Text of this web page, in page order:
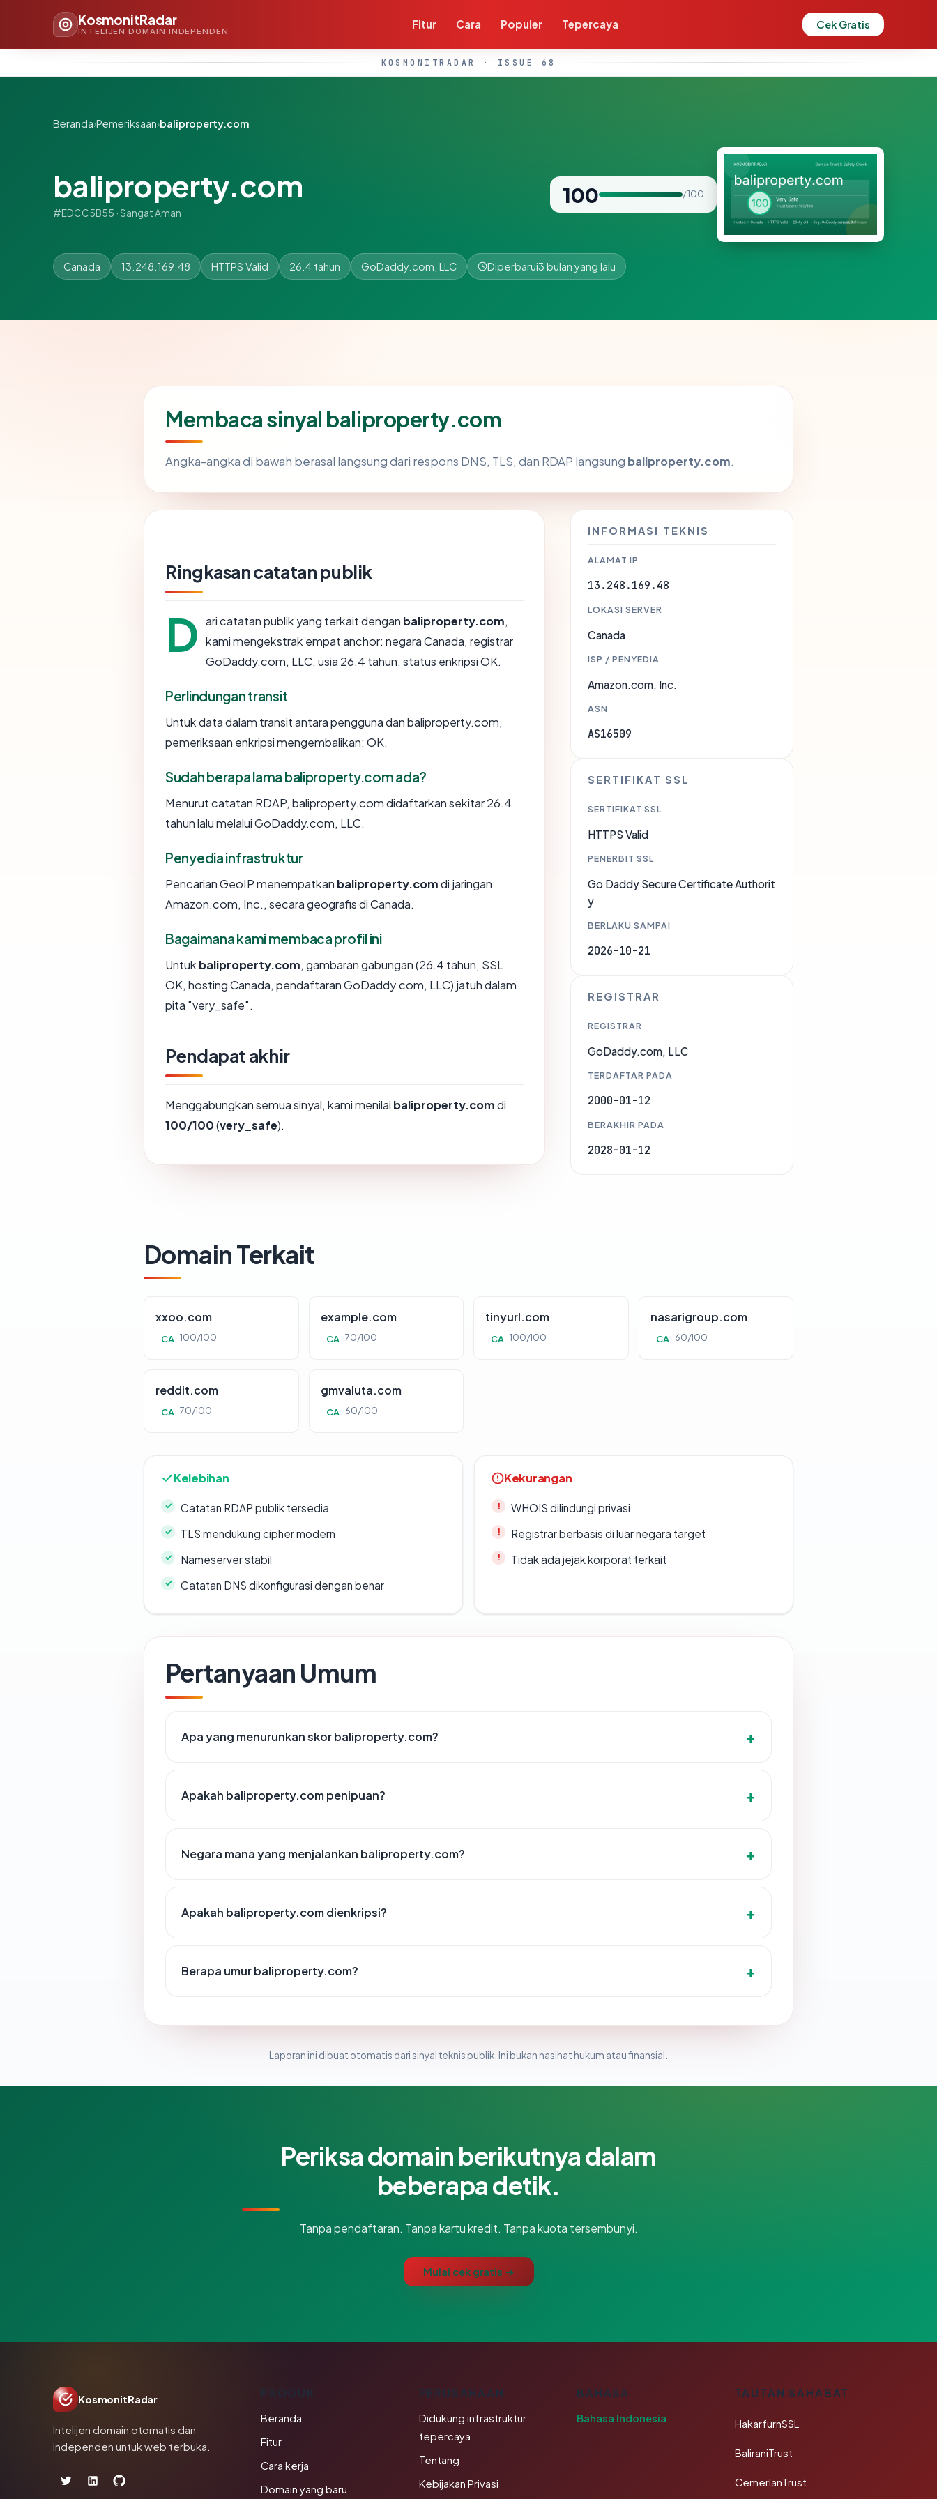
KosmonitRadar
INTELIJEN DOMAIN INDEPENDEN
Fitur Cara Populer Tepercaya Cek Gratis
KOSMONITRADAR · ISSUE 68
Beranda›Pemeriksaan›baliproperty.com
baliproperty.com
#EDCC5B55 · Sangat Aman
100 / 100
Canada 13.248.169.48 HTTPS Valid 26.4 tahun GoDaddy.com, LLC Diperbarui3 bulan yang lalu
Membaca sinyal baliproperty.com
Angka-angka di bawah berasal langsung dari respons DNS, TLS, dan RDAP langsung baliproperty.com.
Ringkasan catatan publik
D ari catatan publik yang terkait dengan baliproperty.com,
kami mengekstrak empat anchor: negara Canada, registrar
GoDaddy.com, LLC, usia 26.4 tahun, status enkripsi OK.
Perlindungan transit
Untuk data dalam transit antara pengguna dan baliproperty.com,
pemeriksaan enkripsi mengembalikan: OK.
Sudah berapa lama baliproperty.com ada?
Menurut catatan RDAP, baliproperty.com didaftarkan sekitar 26.4
tahun lalu melalui GoDaddy.com, LLC.
Penyedia infrastruktur
Pencarian GeoIP menempatkan baliproperty.comdi jaringan
Amazon.com, Inc., secara geografis di Canada.
Bagaimana kami membaca profil ini
Untuk baliproperty.com, gambaran gabungan (26.4 tahun, SSL
OK, hosting Canada, pendaftaran GoDaddy.com, LLC) jatuh dalam
pita "very_safe".
Pendapat akhir
Menggabungkan semua sinyal, kami menilai baliproperty.comdi
100/100(very_safe).
INFORMASI TEKNIS
ALAMAT IP
13.248.169.48
LOKASI SERVER
Canada
ISP / PENYEDIA
Amazon.com, Inc.
ASN
AS16509
SERTIFIKAT SSL
SERTIFIKAT SSL
HTTPS Valid
PENERBIT SSL
Go Daddy Secure Certificate Authorit
y
BERLAKU SAMPAI
2026-10-21
REGISTRAR
REGISTRAR
GoDaddy.com, LLC
TERDAFTAR PADA
2000-01-12
BERAKHIR PADA
2028-01-12
Domain Terkait
xxoo.com
CA 100/100
example.com
CA 70/100
tinyurl.com
CA 100/100
nasarigroup.com
CA 60/100
reddit.com
CA 70/100
gmvaluta.com
CA 60/100
Kelebihan
Catatan RDAP publik tersedia
TLS mendukung cipher modern
Nameserver stabil
Catatan DNS dikonfigurasi dengan benar
Kekurangan
WHOIS dilindungi privasi
Registrar berbasis di luar negara target
Tidak ada jejak korporat terkait
Pertanyaan Umum
Apa yang menurunkan skor baliproperty.com?
Apakah baliproperty.com penipuan?
Negara mana yang menjalankan baliproperty.com?
Apakah baliproperty.com dienkripsi?
Berapa umur baliproperty.com?
Laporan ini dibuat otomatis dari sinyal teknis publik. Ini bukan nasihat hukum atau finansial.
Periksa domain berikutnya dalam
beberapa detik.
Tanpa pendaftaran. Tanpa kartu kredit. Tanpa kuota tersembunyi.
Mulai cek gratis →
KosmonitRadar
Intelijen domain otomatis dan
independen untuk web terbuka.
Beranda
Fitur
Cara kerja
Domain yang baru
PERUSAHAAN
Didukung infrastruktur
tepercaya
Tentang
Kebijakan Privasi
BAHASA
Bahasa Indonesia
TAUTAN SAHABAT
HakarfurnSSL
BaliraniTrust
CemerlanTrust